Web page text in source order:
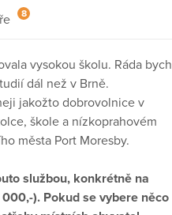
8
vysokou školu. Ráda bych
dál než v Brně.
jakožto dobrovolnice v
škole a nízkoprahovém
města Port Moresby.
službou, konkrétně na
). Pokud se vybere něco